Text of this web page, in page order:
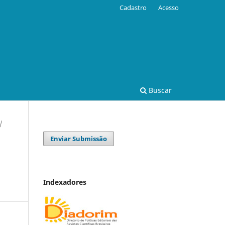
Buscar
Cadastro Acesso
/
Enviar Submissão
Indexadores